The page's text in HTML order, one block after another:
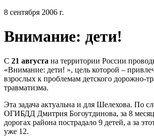
8 сентября 2006 г.
Внимание: дети!
С 21 августа на территории России
«Внимание: дети! », цель которой –
взрослых к проблемам детского дорожно-
травматизма.
Эта задача актуальна и для Шелехова. По
ОГИБДД Дмитрия Богоутдинова, за 8
дорогах района пострадало 9 детей, а за
уже 12.